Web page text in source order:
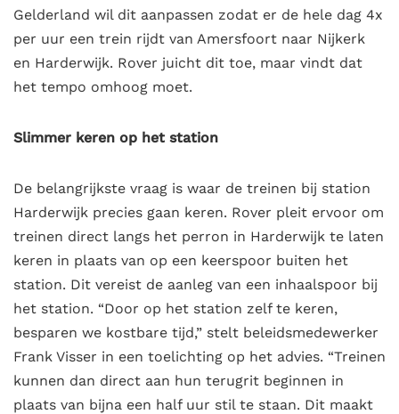
Gelderland wil dit aanpassen zodat er de hele dag 4x
per uur een trein rijdt van Amersfoort naar Nijkerk
en Harderwijk. Rover juicht dit toe, maar vindt dat
het tempo omhoog moet.
Slimmer keren op het station
De belangrijkste vraag is waar de treinen bij station
Harderwijk precies gaan keren. Rover pleit ervoor om
treinen direct langs het perron in Harderwijk te laten
keren in plaats van op een keerspoor buiten het
station. Dit vereist de aanleg van een inhaalspoor bij
het station. “Door op het station zelf te keren,
besparen we kostbare tijd,” stelt beleidsmedewerker
Frank Visser in een toelichting op het advies. “Treinen
kunnen dan direct aan hun terugrit beginnen in
plaats van bijna een half uur stil te staan. Dit maakt